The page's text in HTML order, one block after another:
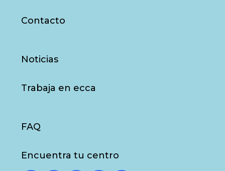
Contacto
Noticias
Trabaja en ecca
FAQ
Encuentra tu centro